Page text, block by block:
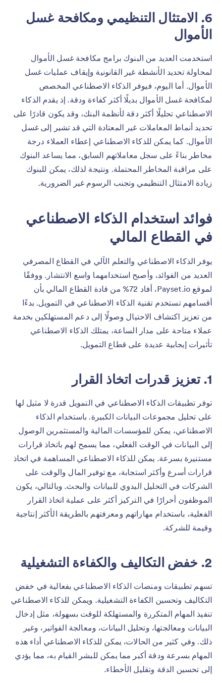
6. الامتثال التنظيمي ومكافحة غسل
الأموال
استخدمت العديد من البنوك برامج مكافحة غسل الأموال
لمحاولة تحديد الأنشطة غير القانونية وإيقاف عمليات غسل
الأموال. أما اليوم، فيوفر الذكاء الاصطناعي المخصص
لمكافحة غسل الأموال بديلًا أكثر كفاءة ودقة. إذ يقدم الذكاء
الاصطناعي تحليلًا أكثر دقة لأنظمة البنك، وقد يكون قادرًا على
تحديد أنماط المعاملات غير المعتادة التي قد تشير إلى غسل
الأموال. كما يمكن للذكاء الاصطناعي إعطاء العملاء درجة
مخاطر بناءً على سجل معاملاتهم السابق، مما يساعد البنوك
على مراقبة المخاطر المحتملة. ونتيجة لذلك، يمكن للبنوك
زيادة الامتثال التنظيمي وتجنب الرسوم غير الضرورية.
فوائد استخدام الذكاء الاصطناعي
في القطاع المالي
يوفر الذكاء الاصطناعي والتعلم الآلي في القطاع المصرفي
العديد من الفوائد، وأصبح استخدامهما واسع الانتشار. ووفقًا
لموقع Payset.io، أفاد 72% من قادة القطاع المالي بأن
أقسامهم تستخدم تقنية الذكاء الاصطناعي في التمويل. بدءًا
من تعزيز اكتشاف الاحتيال وصولًا إلى دعم المستهلكين بخدمة
عملاء متاحة على مدار الساعة، يمتلك الذكاء الاصطناعي
تأثيرات إيجابية عديدة على قطاع التمويل.
1. تعزيز قدرات اتخاذ القرار
توفر تطبيقات الذكاء الاصطناعي في التمويل قدرة لا مثيل لها
على تحليل مجموعات البيانات الكبيرة. باستخدام الذكاء
الاصطناعي، يمكن للمؤسسات المالية والمستثمرين الوصول
إلى البيانات في الوقت الفعلي، مما يسمح لهم باتخاذ قرارات
مستنيرة بسرعة. يمكن للذكاء الاصطناعي المساهمة في اتخاذ
قرارات أسرع وأكثر استجابة، مع توفير المال والوقت على
الشركات في التحليل اليدوي للبيانات والبحث. وبالتالي، يكون
الموظفون أحرارًا في التركيز أكثر على عملية اتخاذ القرار
الفعلية، باستخدام مهاراتهم ومعرفتهم بالطريقة الأكثر إنتاجية
وقيمة للشركة.
2. خفض التكاليف والكفاءة التشغيلية
تسهم تطبيقات ومنصات الذكاء الاصطناعي بفعالية في خفض
التكاليف وتحسين الكفاءة التشغيلية. ويمكن للذكاء الاصطناعي
تنفيذ المهام المتكررة والمستهلكة للوقت بسهولة، مثل إدخال
البيانات ومعالجتها، وتحليل البيانات، ومعالجة الفواتير، وغير
ذلك. وفي كثير من الحالات، يمكن للذكاء الاصطناعي أداء هذه
المهام بسرعة ودقة أكبر مما يمكن للبشر القيام به، مما يؤدي
إلى تحسين الدقة وتقليل الأخطاء.